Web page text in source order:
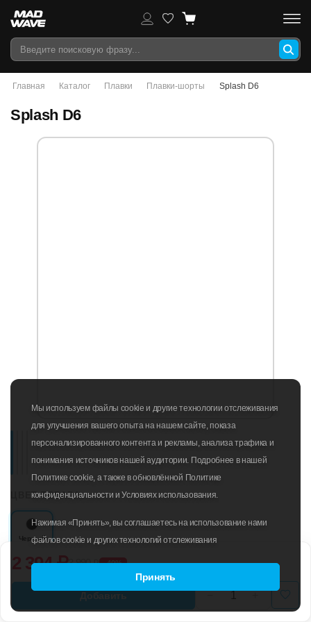
Главная Каталог Плавки Плавки-шорты Splash D6
Splash D6
ЦВЕТ ТОВАРА
Черный
РАЗМЕР
2 394 ₽3 990 ₽ -40%
Добавить
Мы используем файлы cookie и другие технологии отслеживания
для улучшения вашего опыта на нашем сайте, показа
персонализированного контента и рекламы, анализа трафика и
понимания источников нашей аудитории. Подробнее в нашей
Политике cookie, а также в обновлённой Политике
конфиденциальности и Условиях использования.
Нажимая «Принять», вы соглашаетесь на использование нами
файлов cookie и других технологий отслеживания
Принять